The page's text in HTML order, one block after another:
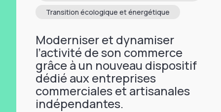
Transition écologique et énergétique
Moderniser et dynamiser
l’activité de son commerce
grâce à un nouveau dispositif
dédié aux entreprises
commerciales et artisanales
indépendantes.